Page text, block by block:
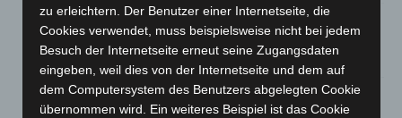
Gasleitung bei McDonald’s-Umbau in Langenhagen
beschädigt
5. August 2026
Anklage nach Abschaltung von „Archetyp Market“ erhoben
zu erleichtern. Der Benutzer einer Internetseite, die
Cookies verwendet, muss beispielsweise nicht bei jedem
Besuch der Internetseite erneut seine Zugangsdaten
eingeben, weil dies von der Internetseite und dem auf
dem Computersystem des Benutzers abgelegten Cookie
übernommen wird. Ein weiteres Beispiel ist das Cookie